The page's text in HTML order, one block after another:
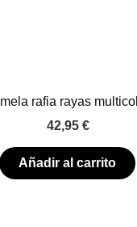
rafia rayas
42,95 €
Añadir al carrito